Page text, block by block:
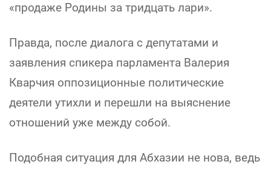
«продаже Родины за тридцать лари».
Правда, после диалога с депутатами и
заявления спикера парламента Валерия
Кварчия оппозиционные политические
деятели утихли и перешли на выяснение
отношений уже между собой.
Подобная ситуация для Абхазии не нова, ведь